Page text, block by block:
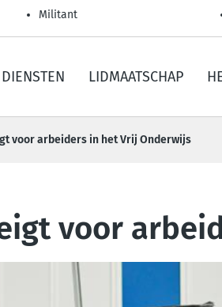
Militant
DIENSTEN LIDMAATSCHAP
voor arbeiders in het Vrij Onderwijs
voor